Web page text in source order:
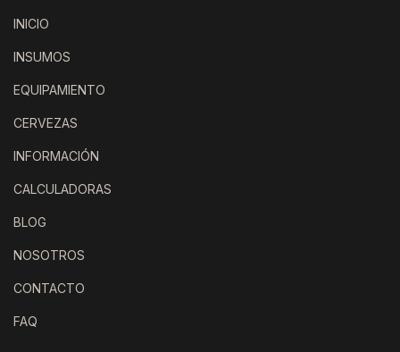
INICIO
INSUMOS
EQUIPAMIENTO
CERVEZAS
INFORMACIÓN
CALCULADORAS
BLOG
NOSOTROS
CONTACTO
FAQ